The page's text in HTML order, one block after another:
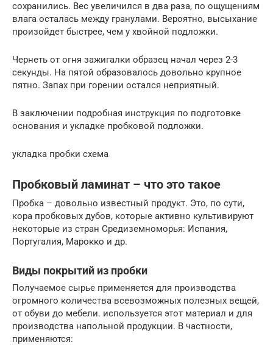
сохранились. Вес увеличился в два раза, по ощущениям
влага осталась между гранулами. Вероятно, высыхание
произойдет быстрее, чем у хвойной подложки.
Чернеть от огня зажигалки образец начал через 2-3
секунды. На пятой образовалось довольно крупное
пятно. Запах при горении остался неприятный.
В заключении подробная инструкция по подготовке
основания и укладке пробковой подложки.
укладка пробки схема
Пробковый ламинат – что это такое
Пробка – довольно известный продукт. Это, по сути,
кора пробковых дубов, которые активно культивируют
некоторые из стран Средиземноморья: Испания,
Португалия, Марокко и др.
Виды покрытий из пробки
Получаемое сырье применяется для производства
огромного количества всевозможных полезных вещей,
от обуви до мебели. используется этот материал и для
производства напольной продукции. В частности,
применяются: